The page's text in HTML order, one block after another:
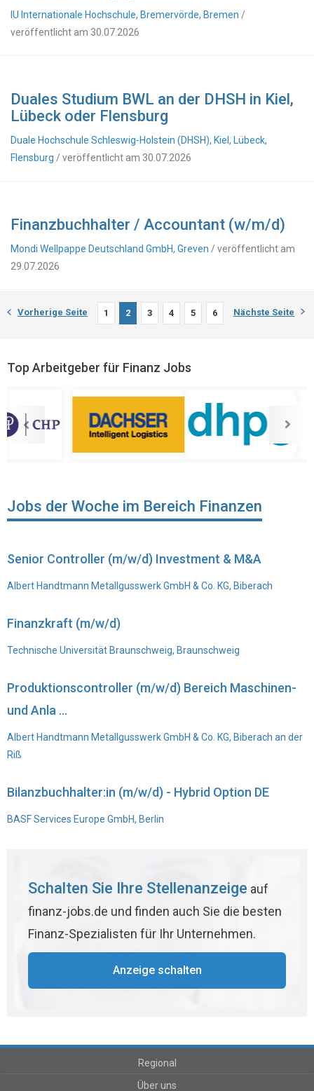
IU Internationale Hochschule, Bremervörde, Bremen /
veröffentlicht am 30.07.2026
Duales Studium BWL an der DHSH in Kiel,
Lübeck oder Flensburg
Duale Hochschule Schleswig-Holstein (DHSH), Kiel, Lübeck,
Flensburg / veröffentlicht am 30.07.2026
Finanzbuchhalter / Accountant (w/m/d)
Mondi Wellpappe Deutschland GmbH, Greven / veröffentlicht am
29.07.2026
Vorherige Seite 1 2 3 4 5 6 Nächste Seite
Top Arbeitgeber für Finanz Jobs
Jobs der Woche im Bereich Finanzen
Senior Controller (m/w/d) Investment & M&A
Albert Handtmann Metallgusswerk GmbH & Co. KG, Biberach
Finanzkraft (m/w/d)
Technische Universität Braunschweig, Braunschweig
Produktionscontroller (m/w/d) Bereich Maschinen-
und Anla ...
Albert Handtmann Metallgusswerk GmbH & Co. KG, Biberach an der
Riß
Bilanzbuchhalter:in (m/w/d) - Hybrid Option DE
BASF Services Europe GmbH, Berlin
Schalten Sie Ihre Stellenanzeige auf
finanz-jobs.de und finden auch Sie die besten
Finanz-Spezialisten für Ihr Unternehmen.
Anzeige schalten
Regional
Über uns